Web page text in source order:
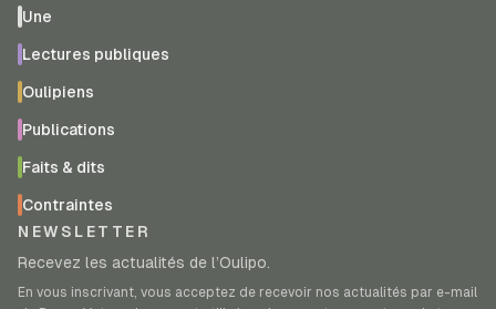
Une
Lectures publiques
Oulipiens
Publications
Faits & dits
Contraintes
NEWSLETTER
Recevez les actualités de l’Oulipo.
En vous inscrivant, vous acceptez de recevoir nos actualités par e-mail